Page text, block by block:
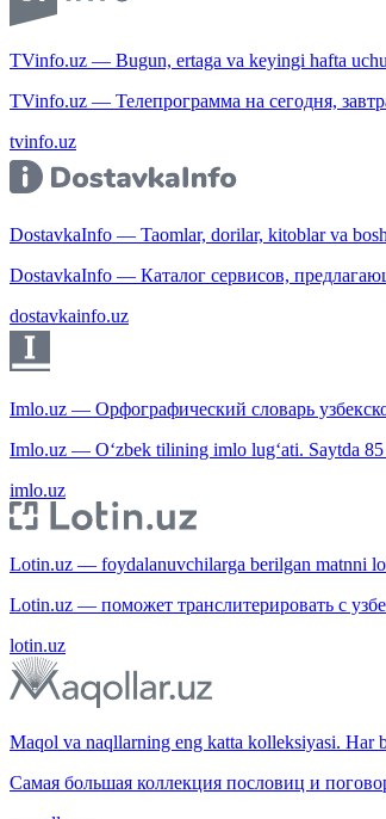
TVinfo.uz — Bugun, ertaga va keyingi hafta
TVinfo.uz — Телепрограмма на сегодня,
tvinfo.uz
DostavkaInfo — Taomlar, dorilar, kitoblar va
DostavkaInfo — Каталог сервисов,
dostavkainfo.uz
Imlo.uz — Орфографический словарь
Imlo.uz — O‘zbek tilining imlo lug‘ati. Saytda 85
imlo.uz
Lotin.uz — foydalanuvchilarga berilgan matnni
Lotin.uz — поможет транслитерировать с
lotin.uz
Maqol va naqllarning eng katta kolleksiyasi. Har
Самая большая коллекция пословиц и